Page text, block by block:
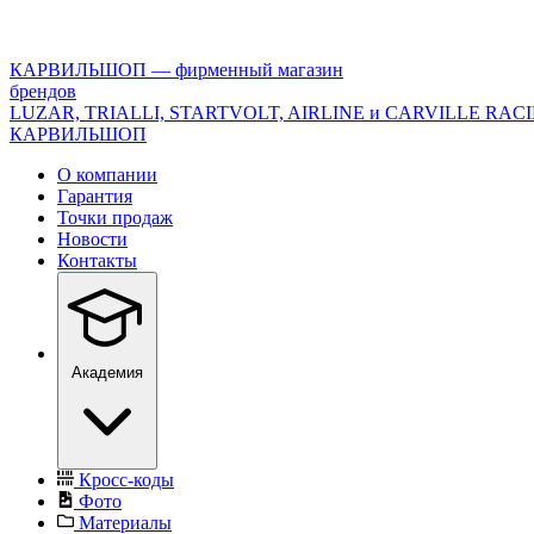
version="1.0"
encoding="utf-
8"?
>
КАРВИЛЬШОП — фирменный магазин
брендов
LUZAR, TRIALLI, STARTVOLT, AIRLINE и CARVILLE
КАРВИЛЬШОП
О компании
Гарантия
Точки продаж
Новости
Контакты
Академия
Кросс-коды
Фото
Материалы